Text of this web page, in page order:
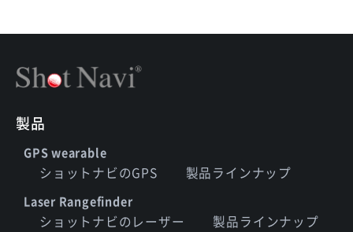
製品
GPS wearable
ショットナビのGPS 製品ラインナップ
Laser Rangefinder
ショットナビのレーザー 製品ラインナップ